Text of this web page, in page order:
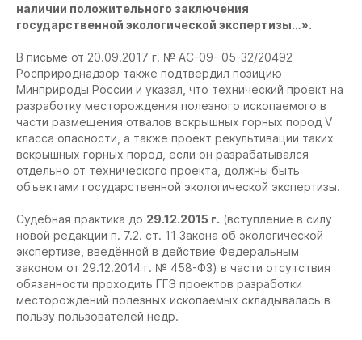
наличии положительного заключения
государственной экологической экспертизы…».
В письме от 20.09.2017 г. № АС-09- 05-32/20492
Росприроднадзор также подтвердил позицию
Минприроды России и указал, что технический проект на
разработку месторождения полезного ископаемого в
части размещения отвалов вскрышных горных пород V
класса опасности, а также проект рекультивации таких
вскрышных горных пород, если он разрабатывался
отдельно от технического проекта, должны быть
объектами государственной экологической экспертизы.
Судебная практика до 29.12.2015 г. (вступление в силу
новой редакции п. 7.2. ст. 11 Закона об экологической
экспертизе, введённой в действие Федеральным
законом от 29.12.2014 г. № 458-ФЗ) в части отсутствия
обязанности проходить ГГЭ проектов разработки
месторождений полезных ископаемых складывалась в
пользу пользователей недр.